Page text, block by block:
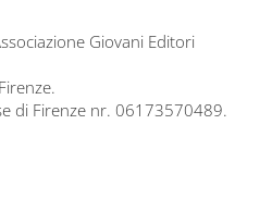
Giovani Editori
di Firenze nr. 06173570489.